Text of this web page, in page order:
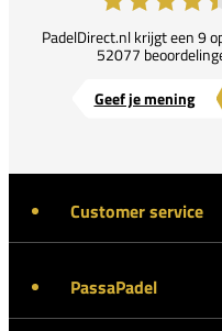
PadelDirect.nl krijgt een 9
52077
Geef je mening
Customer service
PassaPadel